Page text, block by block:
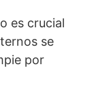
es crucial
se
por